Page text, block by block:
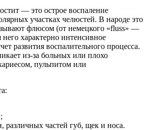
— это острое воспаление
участках челюстей. В народе это
флюсом (от немецкого «fluss» —
характерно интенсивное
развития воспалительного процесса.
из-за больных или плохо
пульпитом или
различных частей губ, щек и носа.